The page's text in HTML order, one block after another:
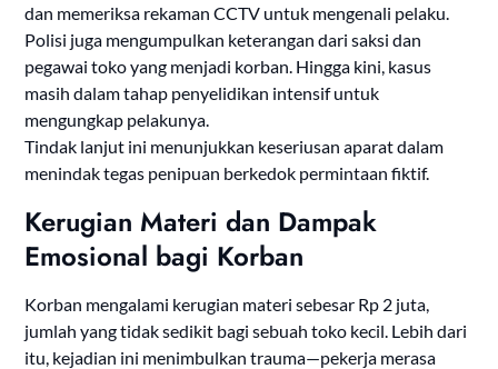
dan memeriksa rekaman CCTV untuk mengenali pelaku.
Polisi juga mengumpulkan keterangan dari saksi dan
pegawai toko yang menjadi korban. Hingga kini, kasus
masih dalam tahap penyelidikan intensif untuk
mengungkap pelakunya.
Tindak lanjut ini menunjukkan keseriusan aparat dalam
menindak tegas penipuan berkedok permintaan fiktif.
Kerugian Materi dan Dampak
Emosional bagi Korban
Korban mengalami kerugian materi sebesar Rp 2 juta,
jumlah yang tidak sedikit bagi sebuah toko kecil. Lebih dari
itu, kejadian ini menimbulkan trauma—pekerja merasa